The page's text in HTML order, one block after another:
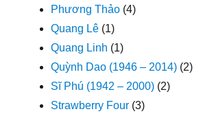
Phương Thảo (4)
Quang Lê (1)
Quang Linh (1)
Quỳnh Dao (1946 – 2014) (2)
Sĩ Phú (1942 – 2000) (2)
Strawberry Four (3)